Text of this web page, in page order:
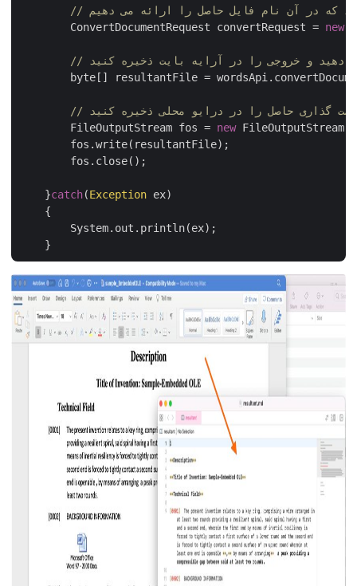
که در آن نام فایل حاصل را ارائه می دهیم
        ConvertDocumentRequest convertRequest =
new
دهید و خروجی را در آرایه بایت ذخیره کنید
byte[] resultantFile =
گذاری حاصل را در درایو محلی ذخیره کنید
	FileOutputStream fos =
new FileOutputStream(
    }
catch(Exception ex)
    {